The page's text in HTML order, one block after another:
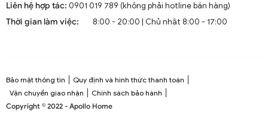
Liên hệ hợp tác: 0901 019 789 (không phải hotline bán hàng)
Thời gian làm việc:
8:00 - 20:00 | Chủ nhật 8:00 - 17:00
Bảo mật thông tin
Quy định và hình thức thanh toán
Vận chuyển giao nhận
Chính sách bảo hành
Copyright © 2022 - Apollo Home